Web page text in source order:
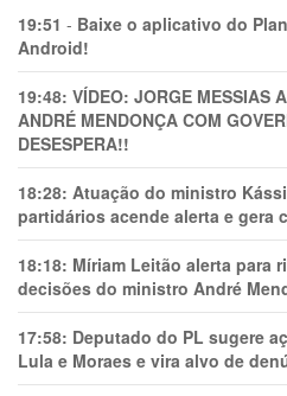
19:51 - Baixe o aplicativo do
Android!
19:48: VÍDEO: JORGE MESSIAS
ANDRÉ MENDONÇA COM
DESESPERA!!
18:28: Atuação do ministro
partidários acende alerta e gera
18:18: Míriam Leitão alerta para
decisões do ministro André
17:58: Deputado do PL sugere
Lula e Moraes e vira alvo de